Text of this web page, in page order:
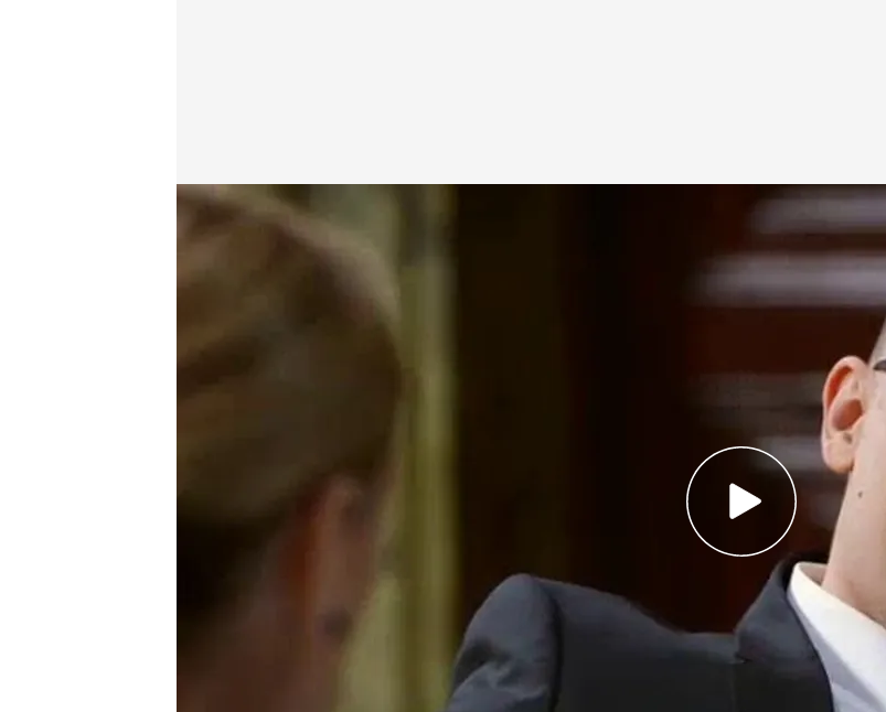
09 MAR 2014 - 22:15h.
Es la primera vez que me lo preguntan, ¿por qué crees?
“Creo que las gafas son parte de tu personaje, pero probablemente tu
eres otra persona, pero es la forma de poner un poco la distancia. Un
poco como Martirio”.
Sí, de hecho fue una gran inspiración en mi vida